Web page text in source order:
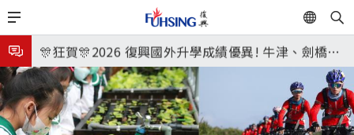
移
至
主
內
容
EN
🎉🎉🎉狂賀! 12望蘇同學榮錄MIT麻省理工學院，本校
連續兩年錄取世界第一學府！
🎊狂賀🎊2026 復興國外升學成績優異! 牛津、劍橋首
次雙星閃耀✨
115年校本部大學榜單再創佳績🎉，32％達醫學系錄
取標準、62%達台大錄取標準。各組合4科60級分9人
7月27日 中學暑輔開始